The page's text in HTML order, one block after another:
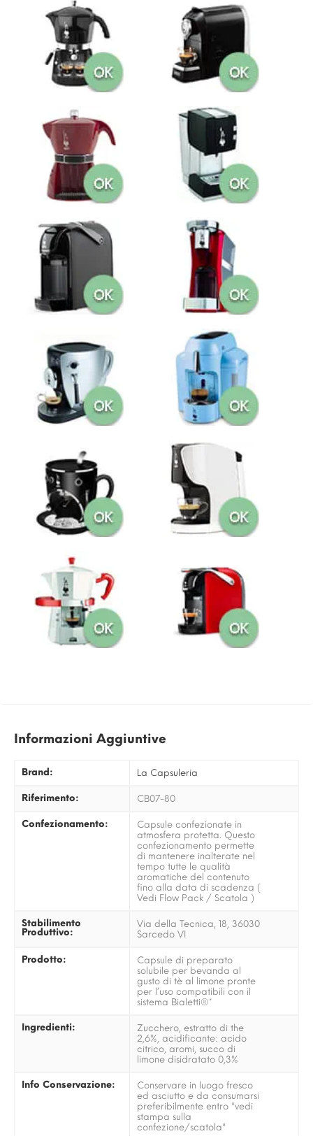
Informazioni Aggiuntive
Brand: La Capsuleria
Riferimento: CB07-80
Confezionamento:
Capsule confezionate in
atmosfera protetta. Questo
confezionamento permette
di mantenere inalterate nel
tempo tutte le qualità
aromatiche del contenuto
fino alla data di scadenza (
Vedi Flow Pack / Scatola )
Stabilimento
Produttivo:
Via della Tecnica, 18, 36030
Sarcedo VI
Prodotto:
Capsule di preparato
solubile per bevanda al
gusto di tè al limone pronte
per l’uso compatibili con il
sistema Bialetti®*
Ingredienti:
Zucchero, estratto di the
2,6%, acidificante: acido
citrico, aromi, succo di
limone disidratato 0,3%
Info Conservazione:
Conservare in luogo fresco
ed asciutto e da consumarsi
preferibilmente entro "vedi
stampa sulla
confezione/scatola"